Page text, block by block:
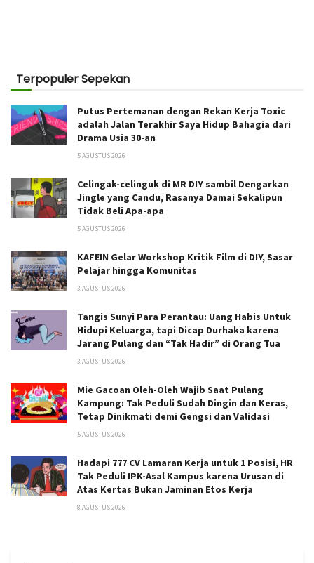
Terpopuler Sepekan
Putus Pertemanan dengan Rekan Kerja Toxic
adalah Jalan Terakhir Saya Hidup Bahagia dari
Drama Usia 30-an
5 AGUSTUS 2026
Celingak-celinguk di MR DIY sambil Dengarkan
Jingle yang Candu, Rasanya Damai Sekalipun
Tidak Beli Apa-apa
5 AGUSTUS 2026
KAFEIN Gelar Workshop Kritik Film di DIY, Sasar
Pelajar hingga Komunitas
3 AGUSTUS 2026
Tangis Sunyi Para Perantau: Uang Habis Untuk
Hidupi Keluarga, tapi Dicap Durhaka karena
Jarang Pulang dan “Tak Hadir” di Orang Tua
3 AGUSTUS 2026
Mie Gacoan Oleh-Oleh Wajib Saat Pulang
Kampung: Tak Peduli Sudah Dingin dan Keras,
Tetap Dinikmati demi Gengsi dan Validasi
5 AGUSTUS 2026
Hadapi 777 CV Lamaran Kerja untuk 1 Posisi, HR
Tak Peduli IPK-Asal Kampus karena Urusan di
Atas Kertas Bukan Jaminan Etos Kerja
8 AGUSTUS 2026